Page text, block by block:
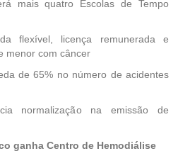
mais quatro Escolas de Tempo
flexível, licença remunerada e
menor com câncer
de 65% no número de acidentes
normalização na emissão de
ganha Centro de Hemodiálise